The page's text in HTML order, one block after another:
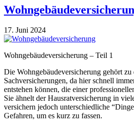
17. Juni 2024
Wohngebäudeversicherung – Teil 1
Die Wohngebäudeversicherung gehört
Sachversicherungen, da hier schnell
entstehen können, die einer
Sie ähnelt der Hausratversicherung in
versichern jedoch unterschiedliche
Gefahren, um es kurz zu fassen.